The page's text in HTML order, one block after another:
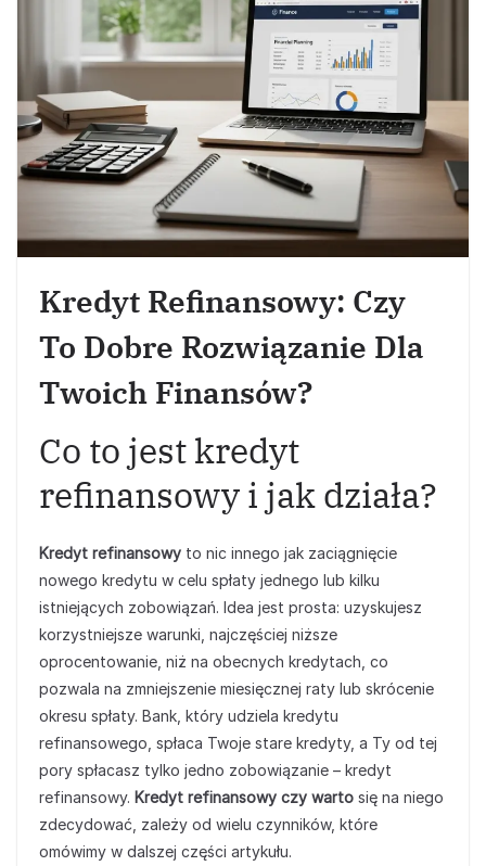
Kredyt Refinansowy: Czy
To Dobre Rozwiązanie Dla
Twoich Finansów?
Co to jest kredyt
refinansowy i jak działa?
Kredyt refinansowy to nic innego jak zaciągnięcie
nowego kredytu w celu spłaty jednego lub kilku
istniejących zobowiązań. Idea jest prosta: uzyskujesz
korzystniejsze warunki, najczęściej niższe
oprocentowanie, niż na obecnych kredytach, co
pozwala na zmniejszenie miesięcznej raty lub skrócenie
okresu spłaty. Bank, który udziela kredytu
refinansowego, spłaca Twoje stare kredyty, a Ty od tej
pory spłacasz tylko jedno zobowiązanie – kredyt
refinansowy. Kredyt refinansowy czy warto się na niego
zdecydować, zależy od wielu czynników, które
omówimy w dalszej części artykułu.